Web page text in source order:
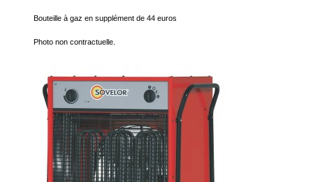
Bouteille à gaz en supplément de 44 euros
Photo non contractuelle.